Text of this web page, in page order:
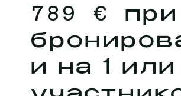
789 €
при
и на 1